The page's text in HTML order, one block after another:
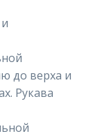
до верха и
Рукава